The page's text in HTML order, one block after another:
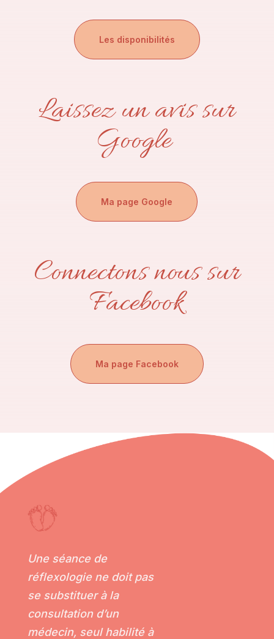
Les disponibilités
Laissez un avis sur
Google
Ma page Google
Connectons nous sur
Facebook
Ma page Facebook
Une séance de
réflexologie ne doit pas
se substituer à la
consultation d’un
médecin, seul habilité à